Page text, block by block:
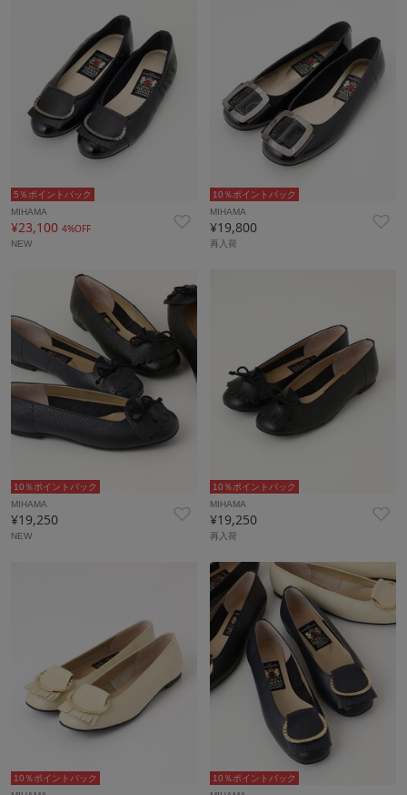
5％ポイントバック
MIHAMA
¥23,100 4%OFF
NEW
10％ポイントバック
MIHAMA
¥19,800
再入荷
10％ポイントバック
MIHAMA
¥19,250
NEW
10％ポイントバック
MIHAMA
¥19,250
再入荷
10％ポイントバック
10％ポイントバック